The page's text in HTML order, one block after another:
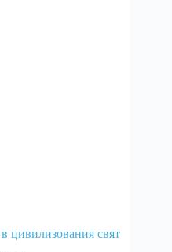
цивилизования свят